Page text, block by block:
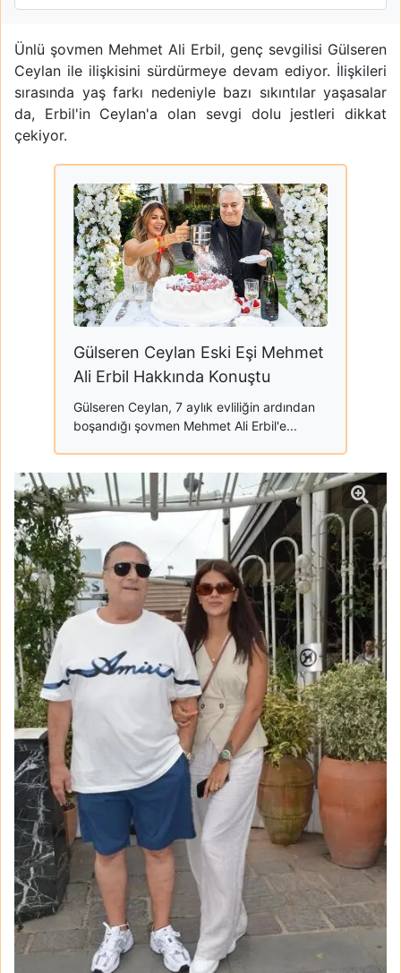
Ünlü şovmen Mehmet Ali Erbil, genç sevgilisi Gülseren
Ceylan ile ilişkisini sürdürmeye devam ediyor. İlişkileri
sırasında yaş farkı nedeniyle bazı sıkıntılar yaşasalar
da, Erbil'in Ceylan'a olan sevgi dolu jestleri dikkat
çekiyor.
Gülseren Ceylan Eski Eşi Mehmet
Ali Erbil Hakkında Konuştu
Gülseren Ceylan, 7 aylık evliliğin ardından
boşandığı şovmen Mehmet Ali Erbil'e...